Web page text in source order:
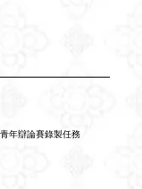
年辯論賽錄製任務